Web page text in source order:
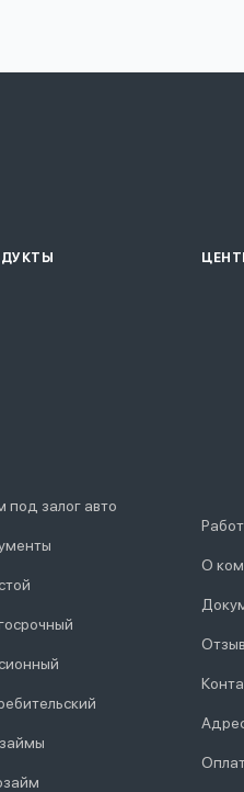
под залог авто
О